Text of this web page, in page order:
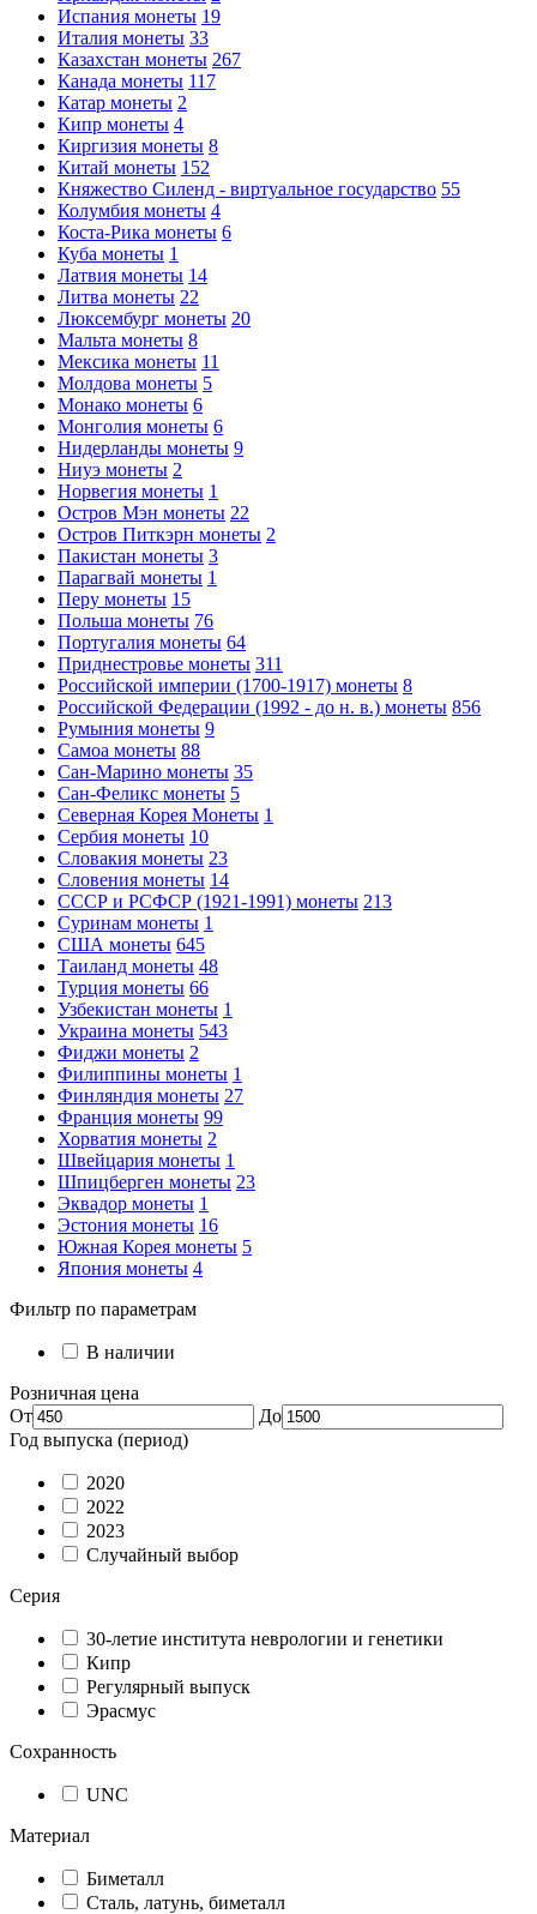
Испания монеты 19
Италия монеты 33
Казахстан монеты 267
Канада монеты 117
Катар монеты 2
Кипр монеты 4
Киргизия монеты 8
Китай монеты 152
Княжество Силенд - виртуальное государство 55
Колумбия монеты 4
Коста-Рика монеты 6
Куба монеты 1
Латвия монеты 14
Литва монеты 22
Люксембург монеты 20
Мальта монеты 8
Мексика монеты 11
Молдова монеты 5
Монако монеты 6
Монголия монеты 6
Нидерланды монеты 9
Ниуэ монеты 2
Норвегия монеты 1
Остров Мэн монеты 22
Остров Питкэрн монеты 2
Пакистан монеты 3
Парагвай монеты 1
Перу монеты 15
Польша монеты 76
Португалия монеты 64
Приднестровье монеты 311
Российской империи (1700-1917) монеты 8
Российской Федерации (1992 - до н. в.) монеты 856
Румыния монеты 9
Самоа монеты 88
Сан-Марино монеты 35
Сан-Феликс монеты 5
Северная Корея Монеты 1
Сербия монеты 10
Словакия монеты 23
Словения монеты 14
СССР и РСФСР (1921-1991) монеты 213
Суринам монеты 1
США монеты 645
Таиланд монеты 48
Турция монеты 66
Узбекистан монеты 1
Украина монеты 543
Фиджи монеты 2
Филиппины монеты 1
Финляндия монеты 27
Франция монеты 99
Хорватия монеты 2
Швейцария монеты 1
Шпицберген монеты 23
Эквадор монеты 1
Эстония монеты 16
Южная Корея монеты 5
Япония монеты 4
Фильтр по параметрам
В наличии
Розничная цена
От
До
Год выпуска (период)
2020
2022
2023
Случайный выбор
Серия
30-летие института неврологии и генетики
Кипр
Регулярный выпуск
Эрасмус
Сохранность
UNC
Материал
Биметалл
Сталь, латунь, биметалл